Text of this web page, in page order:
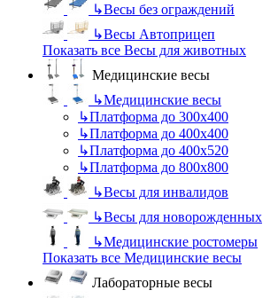
↳Весы без ограждений
↳Весы Автоприцеп
Показать все Весы для животных
Медицинские весы
↳Медицинские весы
↳Платформа до 300х400
↳Платформа до 400х400
↳Платформа до 400х520
↳Платформа до 800х800
↳Весы для инвалидов
↳Весы для новорожденных
↳Медицинские ростомеры
Показать все Медицинские весы
Лабораторные весы